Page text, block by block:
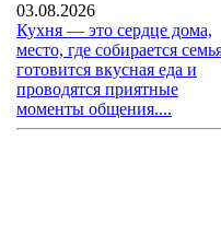
03.08.2026
Кухня — это сердце дома,
место, где собирается
готовится вкусная еда и
проводятся приятные
моменты общения....